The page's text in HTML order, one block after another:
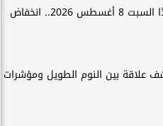
الطقس غدًا السبت 8 أغسطس 2026.. انخفاض
علاقة بين النوم الطويل ومؤشرات